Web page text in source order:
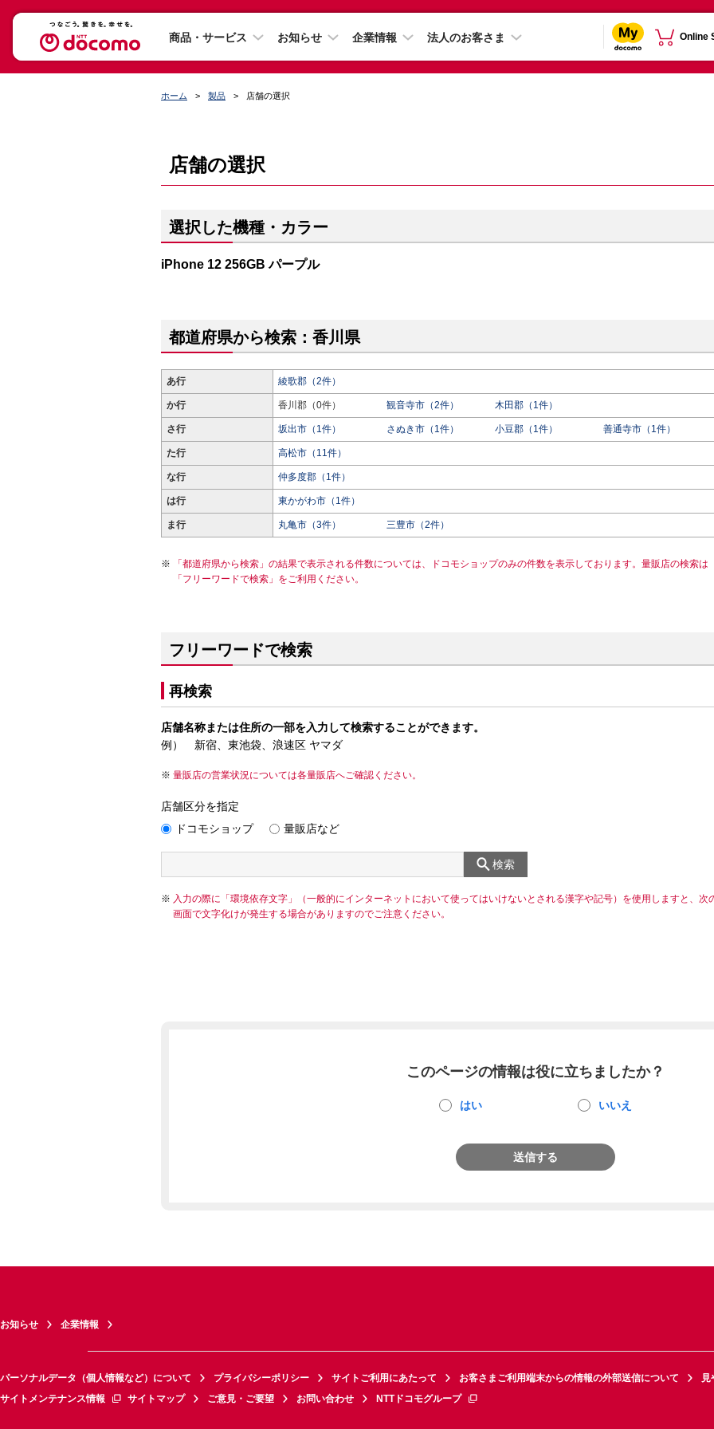
商品・サービス お知らせ 企業情報 法人のお客さま Online
ホーム 製品 店舗の選択
店舗の選択
選択した機種・カラー
iPhone 12 256GB パープル
都道府県から検索：香川県
あ行 綾歌郡（2件）
か行 香川郡（0件） 観音寺市（2件） 木田郡（1件）
さ行 坂出市（1件） さぬき市（1件） 小豆郡（1件） 善通寺市（1件）
た行 高松市（11件）
な行 仲多度郡（1件）
は行 東かがわ市（1件）
ま行 丸亀市（3件） 三豊市（2件）
「都道府県から検索」の結果で表示される件数については、ドコモショップのみの件数を表示しております。量販店の検索は
「フリーワードで検索」をご利用ください。
フリーワードで検索
再検索
店舗名称または住所の一部を入力して検索することができます。
例） 新宿、東池袋、浪速区 ヤマダ
量販店の営業状況については各量販店へご確認ください。
店舗区分を指定
ドコモショップ
量販店など
検索
入力の際に「環境依存文字」（一般的にインターネットにおいて使ってはいけないとされる漢字や記号）を使用しますと、次
画面で文字化けが発生する場合がありますのでご注意ください。
このページの情報は役に立ちましたか？
はい いいえ
送信する
お知らせ 企業情報
パーソナルデータ（個人情報など）について プライバシーポリシー サイトご利用にあたって お客さまご利用端末からの情報の外部送信について
見
サイトメンテナンス情報
サイトマップ ご意見・ご要望 お問い合わせ NTTドコモグループ